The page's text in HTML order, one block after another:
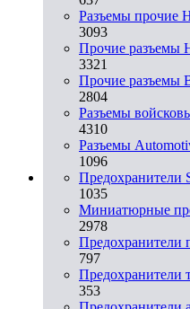
Разъемы прочие
3093
Прочие разъемы
3321
Прочие разъемы
2804
Разъемы
4310
Разъeмы
1096
Предохранители
1035
Миниатюрные
2978
Предохранители
797
Предохранители
353